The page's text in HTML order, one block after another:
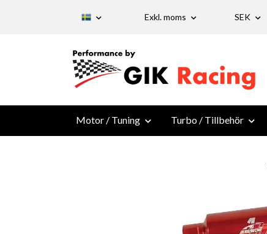
Exkl. moms SEK
Motor / Tuning Turbo / Tillbehör